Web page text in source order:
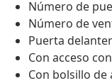
Número de
Número de
Puerta
Con acceso
Con bolsillo